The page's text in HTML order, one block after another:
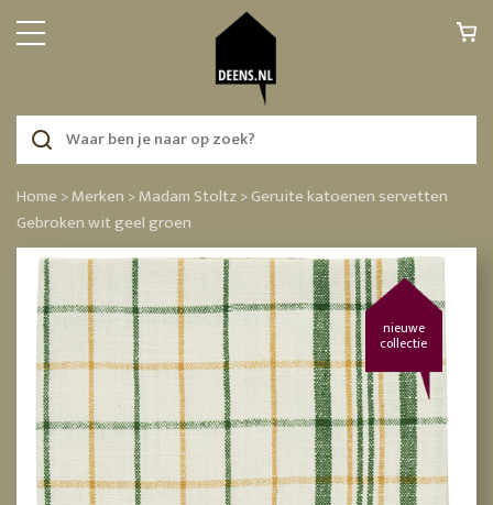
Home >Merken >Madam Stoltz >Geruite katoenen servetten
Gebroken wit geel groen
nieuwe
collectie